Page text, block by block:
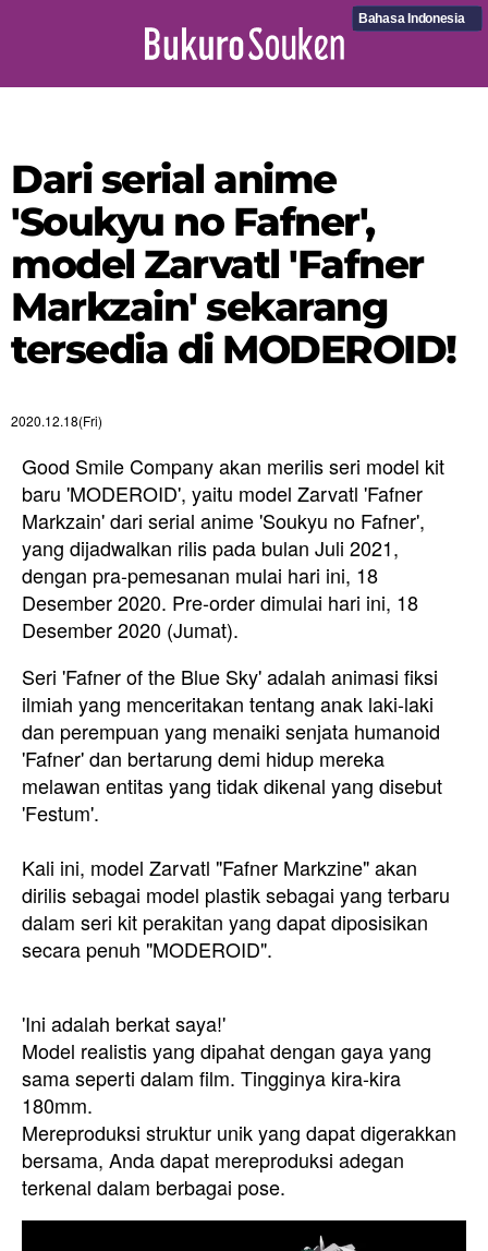
Bahasa Indonesia
Dari serial anime
'Soukyu no Fafner',
model Zarvatl 'Fafner
Markzain' sekarang
tersedia di MODEROID!
2020.12.18(Fri)
Good Smile Company akan merilis seri model kit
baru 'MODEROID', yaitu model Zarvatl 'Fafner
Markzain' dari serial anime 'Soukyu no Fafner',
yang dijadwalkan rilis pada bulan Juli 2021,
dengan pra-pemesanan mulai hari ini, 18
Desember 2020. Pre-order dimulai hari ini, 18
Desember 2020 (Jumat).
Seri 'Fafner of the Blue Sky' adalah animasi fiksi
ilmiah yang menceritakan tentang anak laki-laki
dan perempuan yang menaiki senjata humanoid
'Fafner' dan bertarung demi hidup mereka
melawan entitas yang tidak dikenal yang disebut
'Festum'.
Kali ini, model Zarvatl "Fafner Markzine" akan
dirilis sebagai model plastik sebagai yang terbaru
dalam seri kit perakitan yang dapat diposisikan
secara penuh "MODEROID".
'Ini adalah berkat saya!'
Model realistis yang dipahat dengan gaya yang
sama seperti dalam film. Tingginya kira-kira
180mm.
Mereproduksi struktur unik yang dapat digerakkan
bersama, Anda dapat mereproduksi adegan
terkenal dalam berbagai pose.